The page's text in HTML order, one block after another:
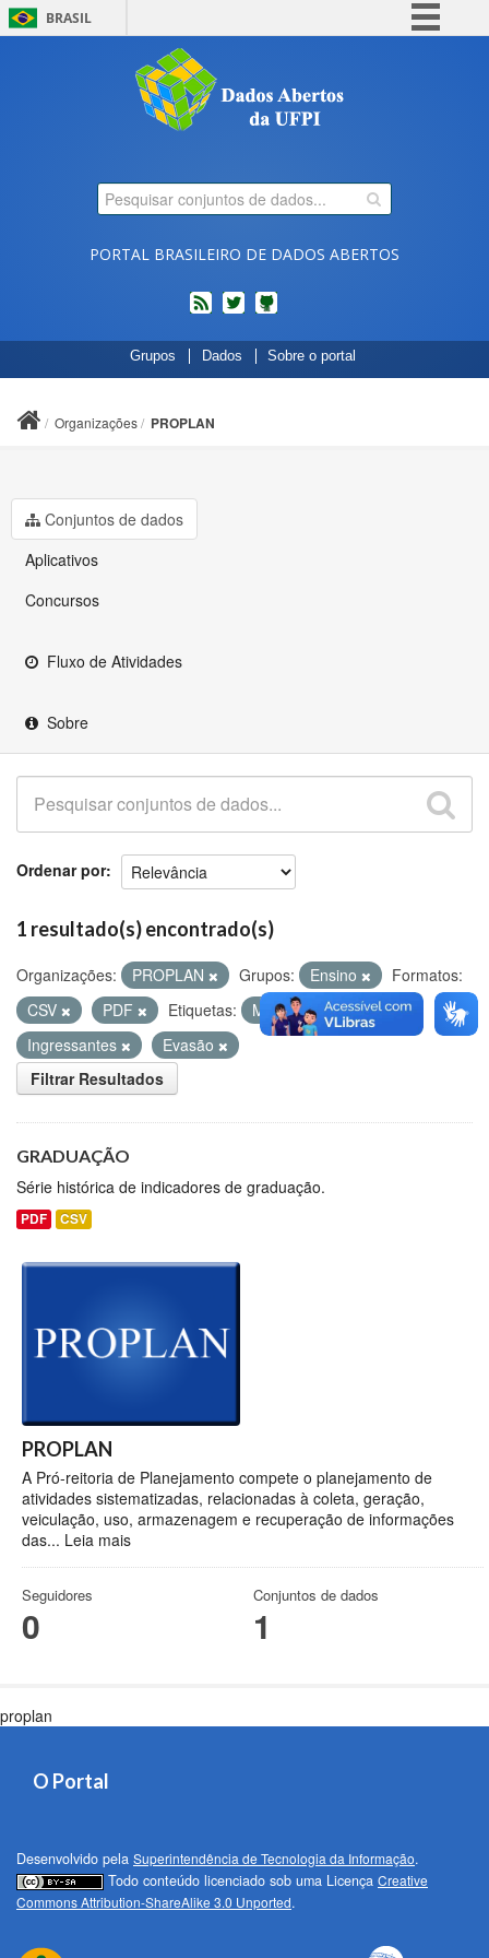
BRASIL
Comunica BR
Participe
Legislação
PORTAL BRASILEIRO DE DADOS ABERTOS
feed twitterCódigos
fonte
de
Grupos Dados Sobre o portal
Organizações PROPLAN
Conjuntos de dados
Aplicativos
Concursos
Fluxo de Atividades
Sobre
Ordenar por
1 resultado(s) encontrado(s)
Organizações: PROPLAN Grupos: Ensino
Formatos:
CSV
PDF Etiquetas:
Matriculados
Ingressantes
Evasão
Filtrar Resultados
GRADUAÇÃO
Série histórica de indicadores de graduação.
PDF CSV
PROPLAN
A Pró-reitoria de Planejamento compete o planejamento de
atividades sistematizadas, relacionadas à coleta, geração,
veiculação, uso, armazenagem e recuperação de informações
das... Leia mais
Seguidores
0
Conjuntos de dados
1
proplan
O Portal
Desenvolvido pela Superintendência de Tecnologia da Informação.
Todo conteúdo licenciado sob uma Licença Creative
Commons Attribution-ShareAlike 3.0 Unported.